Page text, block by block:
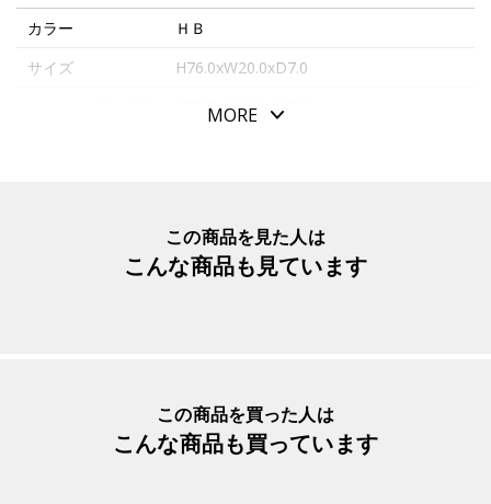
カラー
ＨＢ
サイズ
H76.0xW20.0xD7.0
H76.0xW20.0xD7.0
日本
１個
MORE
この商品を見た人は
こんな商品も見ています
この商品を買った人は
こんな商品も買っています